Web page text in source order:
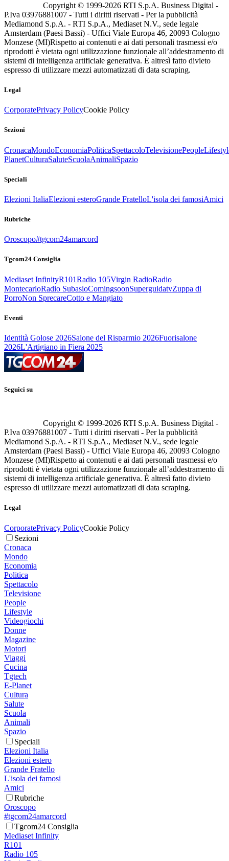
Copyright © 1999-2026 RTI S.p.A. Business Digital -
P.Iva 03976881007 - Tutti i diritti riservati - Per la pubblicità
Mediamond S.p.A. - RTI S.p.A., Mediaset N.V., sede legale
Amsterdam (Paesi Bassi) - Uffici Viale Europa 46, 20093 Cologno
Monzese (MI)Rispetto ai contenuti e ai dati personali trasmessi e/o
riprodotti è vietata ogni utilizzazione funzionale all’addestramento di
sistemi di intelligenza artificiale generativa. È altresì fatto divieto
espresso di utilizzare mezzi automatizzati di data scraping.
Legal
CorporatePrivacy PolicyCookie Policy
Sezioni
CronacaMondoEconomiaPoliticaSpettacoloTelevisionePeople
PlanetCulturaSaluteScuolaAnimaliSpazio
Speciali
Elezioni ItaliaElezioni esteroGrande FratelloL'isola dei famosiAmici
Rubriche
Oroscopo#tgcom24amarcord
Tgcom24 Consiglia
Mediaset InfinityR101Radio 105Virgin RadioRadio
MontecarloRadio SubasioComingsoonSuperguidatvZuppa di
PorroNon SprecareCotto e Mangiato
Eventi
Identità Golose 2026Salone del Risparmio 2026Fuorisalone
2026L'Artigiano in Fiera 2025
Seguici su
Copyright © 1999-2026 RTI S.p.A. Business Digital -
P.Iva 03976881007 - Tutti i diritti riservati - Per la pubblicità
Mediamond S.p.A. - RTI S.p.A., Mediaset N.V., sede legale
Amsterdam (Paesi Bassi) - Uffici Viale Europa 46, 20093 Cologno
Monzese (MI)Rispetto ai contenuti e ai dati personali trasmessi e/o
riprodotti è vietata ogni utilizzazione funzionale all’addestramento di
sistemi di intelligenza artificiale generativa. È altresì fatto divieto
espresso di utilizzare mezzi automatizzati di data scraping.
Legal
CorporatePrivacy PolicyCookie Policy
Sezioni
Cronaca
Mondo
Economia
Politica
Spettacolo
Televisione
People
Lifestyle
Videogiochi
Donne
Magazine
Motori
Viaggi
Cucina
Tgtech
E-Planet
Cultura
Salute
Scuola
Animali
Spazio
Speciali
Elezioni Italia
Elezioni estero
Grande Fratello
L'isola dei famosi
Amici
Rubriche
Oroscopo
#tgcom24amarcord
Tgcom24 Consiglia
Mediaset Infinity
R101
Radio 105